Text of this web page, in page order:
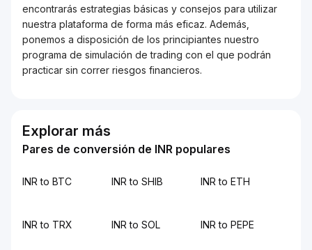
encontrarás estrategias básicas y consejos para utilizar
nuestra plataforma de forma más eficaz. Además,
ponemos a disposición de los principiantes nuestro
programa de simulación de trading con el que podrán
practicar sin correr riesgos financieros.
Explorar más
Pares de conversión de INR populares
INR to BTC INR to SHIB INR to ETH
INR to TRX INR to SOL INR to PEPE